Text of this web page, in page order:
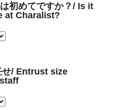
初めてですか？/ Is it
at Charalist?
せ/ Entrust size